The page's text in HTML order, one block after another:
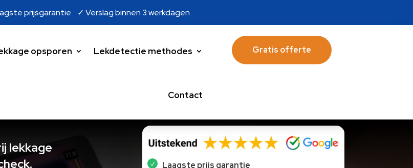
prijsgarantie ✓ Verslag binnen 3 werkdagen
opsporen Lekdetectie methodes
Contact
Gratis offerte
lekkage
Laagste prijs garantie